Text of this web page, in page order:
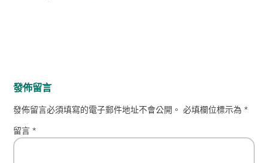
發佈留言
發佈留言必須填寫的電子郵件地址不會公開。 必填欄位標示為*
留言*